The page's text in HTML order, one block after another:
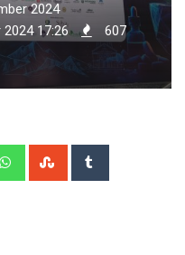
2024
17:26
607
WhatsappStumbleUpon